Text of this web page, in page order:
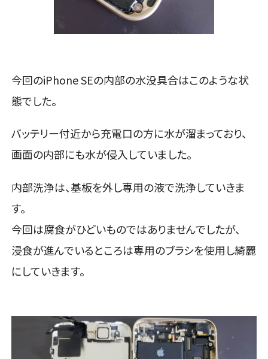
今回のiPhone SEの内部の水没具合はこのような状
態でした。
バッテリー付近から充電口の方に水が溜まっており、
画面の内部にも水が侵入していました。
内部洗浄は、基板を外し専用の液で洗浄していきま
す。
今回は腐食がひどいものではありませんでしたが、
浸食が進んでいるところは専用のブラシを使用し綺麗
にしていきます。